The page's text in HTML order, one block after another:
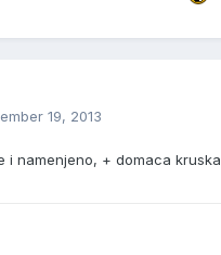
19, 2013
i namenjeno, + domaca kruska